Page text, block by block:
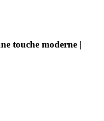
touche moderne |